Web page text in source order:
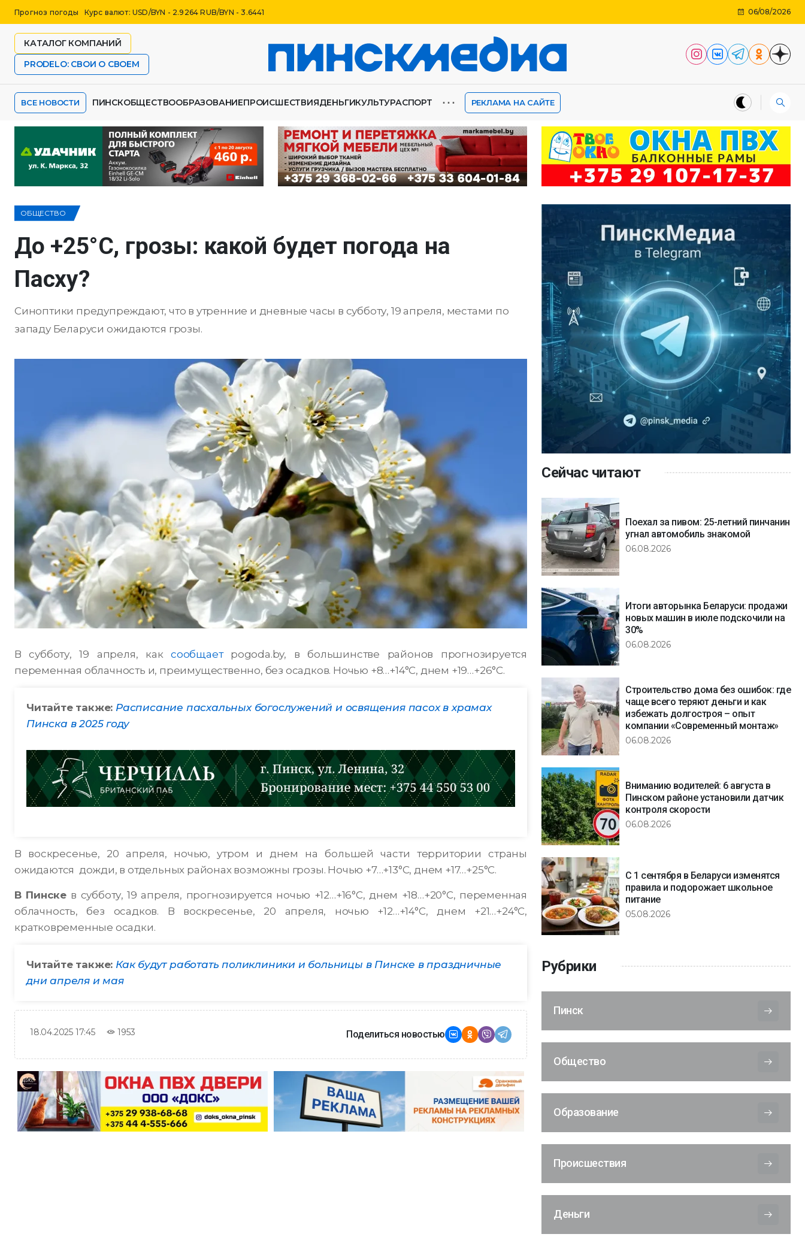
Прогноз погоды Курс валют: USD/BYN - 2.9264 RUB/BYN - 3.6441 06/08/2026
КАТАЛОГ КОМПАНИЙ
PRODELO: СВОИ О СВОЕМ
ВСЕ НОВОСТИ ПИНСКОБЩЕСТВООБРАЗОВАНИЕПРОИСШЕСТВИЯДЕНЬГИКУЛЬТУРАСПОРТ ⋯ РЕКЛАМА НА САЙТЕ
ОБЩЕСТВО
До +25°С, грозы: какой будет погода на
Пасху?
Синоптики предупреждают, что в утренние и дневные часы в субботу, ​​19 апреля, местами по
западу Беларуси ожидаются грозы.
В субботу, 19 апреля, как сообщаетpogoda.by, в большинстве районов прогнозируется
переменная облачность и, преимущественно, без осадков. Ночью +8…+14°С, днем +19…+26°С.
Читайте также: Расписание пасхальных богослужений и освящения пасох в храмах
Пинска в 2025 году
В воскресенье, 20 апреля, ночью, утром и днем ​​на большей части территории страны
ожидаются дожди, в отдельных районах возможны грозы. Ночью +7…+13°С, днем ​​+17…+25°С.
В Пинске в субботу, 19 апреля, прогнозируется ночью +12…+16°С, днем +18…+20°С, переменная
облачность, без осадков. В воскресенье, 20 апреля, ночью +12…+14°С, днем +21…+24°С,
кратковременные осадки.
Читайте также: Как будут работать поликлиники и больницы в Пинске в праздничные
дни апреля и мая
18.04.2025 17:45 1953 Поделиться новостью
Сейчас читают
Поехал за пивом: 25-летний пинчанин
угнал автомобиль знакомой
06.08.2026
Итоги авторынка Беларуси: продажи
новых машин в июле подскочили на
30%
06.08.2026
Строительство дома без ошибок: где
чаще всего теряют деньги и как
избежать долгостроя – опыт
компании «Современный монтаж»
06.08.2026
Вниманию водителей: 6 августа в
Пинском районе установили датчик
контроля скорости
06.08.2026
С 1 сентября в Беларуси изменятся
правила и подорожает школьное
питание
05.08.2026
Рубрики
Пинск
Общество
Образование
Происшествия
Деньги